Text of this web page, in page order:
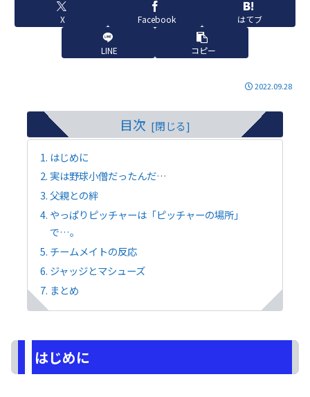
X Facebook はてブ
LINE コピー
2022.09.28
目次
はじめに
実は野球小僧だったんだ…
父親との絆
やっぱりピッチャーは「ピッチャーの場所」
で…。
チームメイトの反応
ジャッジとマシューズ
まとめ
はじめに